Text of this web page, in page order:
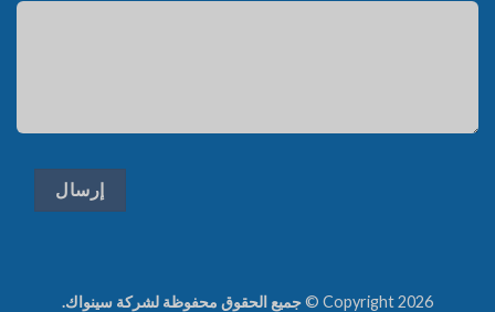
Copyright 2026 © جميع الحقوق محفوظة لشركة سينواك.